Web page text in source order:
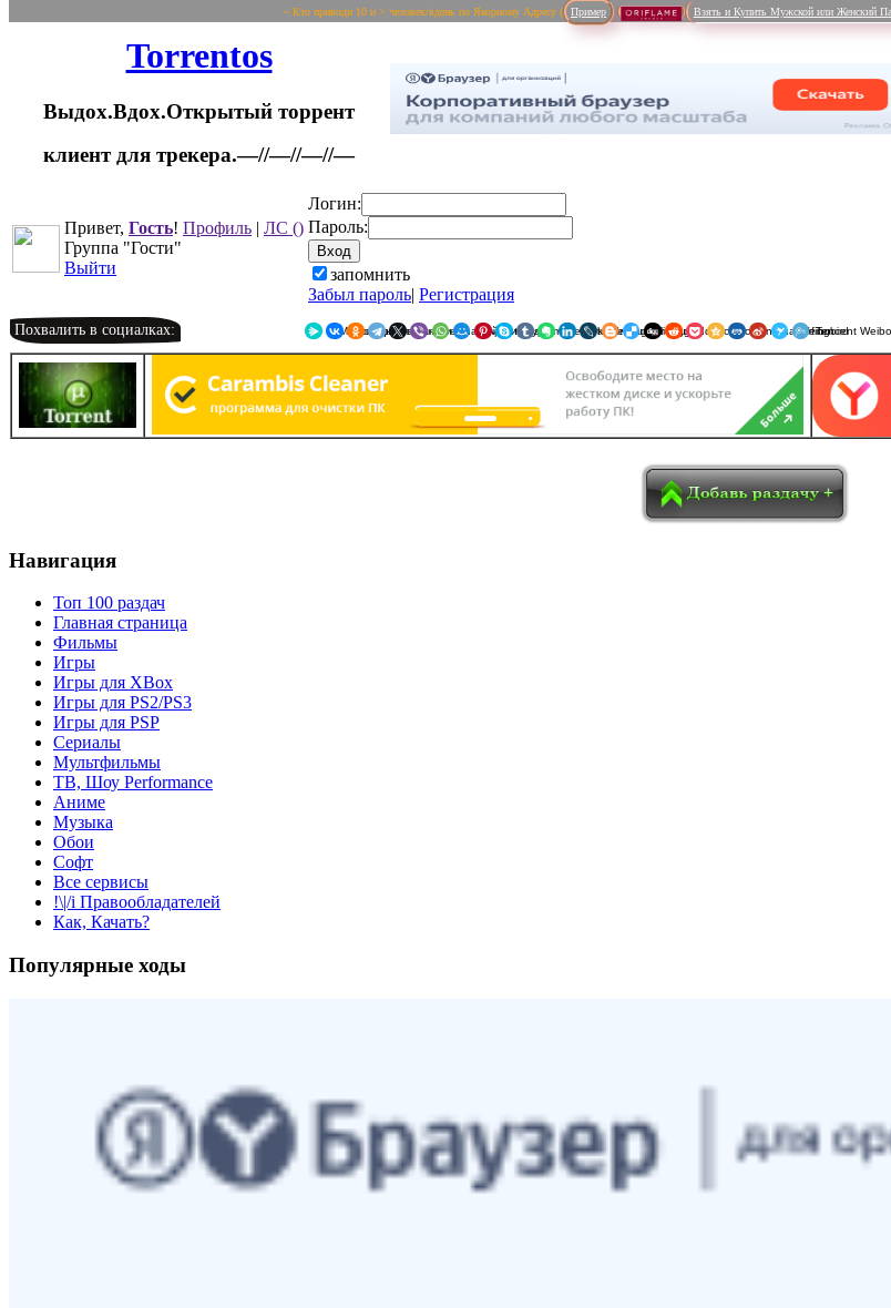
~ Кто приводи 10 и > человек/вдень по Якорному Адресу ( Пример Взять и Купить Мужской или Женский
Torrentos
Выдох.Вдох.Открытый торрент
клиент для трекера.—//—//—//—
Привет, Гость! Профиль | ЛС ()
Группа "Гости"
Выйти
Логин:
Пароль:
запомнить
Забыл пароль| Регистрация
Похвалить в социалках: Я.Мессенджер WhatsApp
Мой Мир
Pinterest
SkypeTumblrEvernote
LinkedInLiveJournalDelicious
Diggreddit PocketQzone
Навигация
Топ 100 раздач
Главная страница
Фильмы
Игры
Игры для XBox
Игры для PS2/PS3
Игры для PSP
Сериалы
Мультфильмы
ТВ, Шоу Performance
Аниме
Музыка
Обои
Софт
Все сервисы
!\|/i Правообладателей
Как, Качать?
Популярные ходы